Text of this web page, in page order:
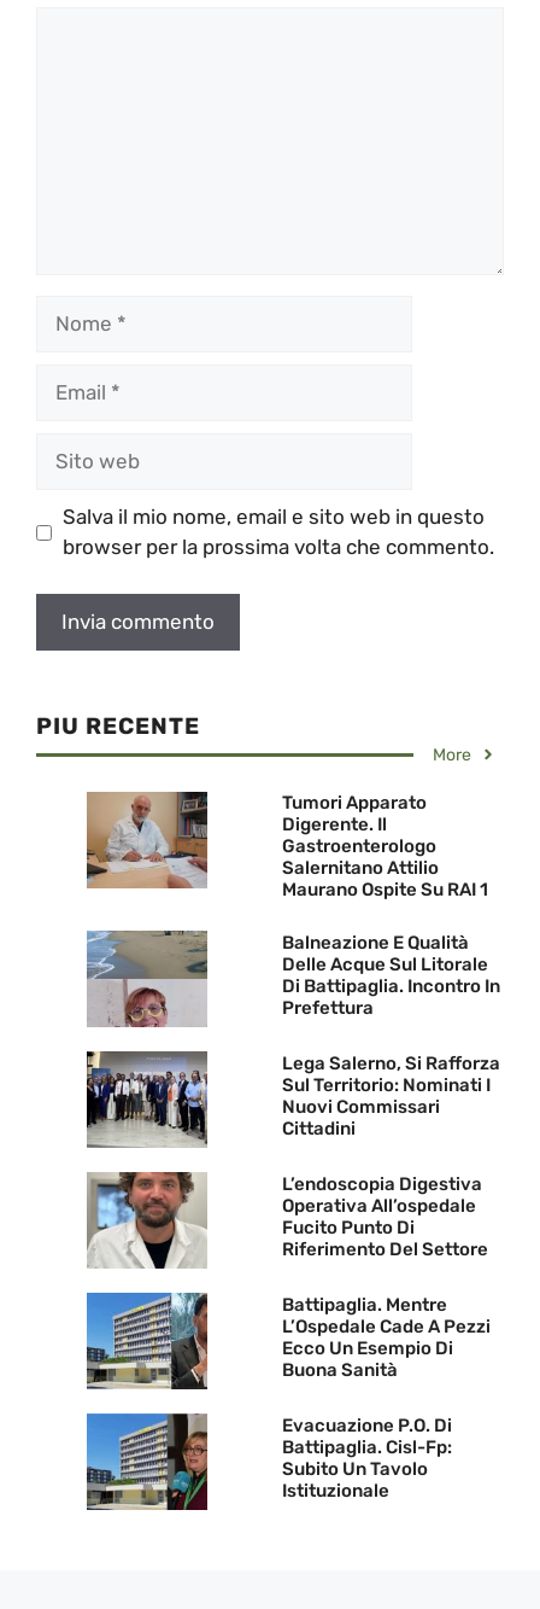
Salva il mio nome, email e sito web in questo
browser per la prossima volta che commento.
PIU RECENTE
More
Tumori Apparato
Digerente. Il
Gastroenterologo
Salernitano Attilio
Maurano Ospite Su RAI 1
Balneazione E Qualità
Delle Acque Sul Litorale
Di Battipaglia. Incontro In
Prefettura
Lega Salerno, Si Rafforza
Sul Territorio: Nominati I
Nuovi Commissari
Cittadini
L’endoscopia Digestiva
Operativa All’ospedale
Fucito Punto Di
Riferimento Del Settore
Battipaglia. Mentre
L’Ospedale Cade A Pezzi
Ecco Un Esempio Di
Buona Sanità
Evacuazione P.O. Di
Battipaglia. Cisl-Fp:
Subito Un Tavolo
Istituzionale